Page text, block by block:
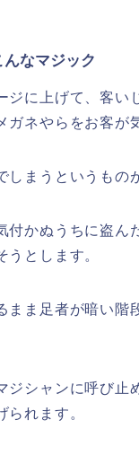
なマジック
ジに上げて、客い
ガネやらをお客が
しまうというもの
付かぬうちに盗ん
うとします。
まま足者が暗い階
ジシャンに呼び止
られます。